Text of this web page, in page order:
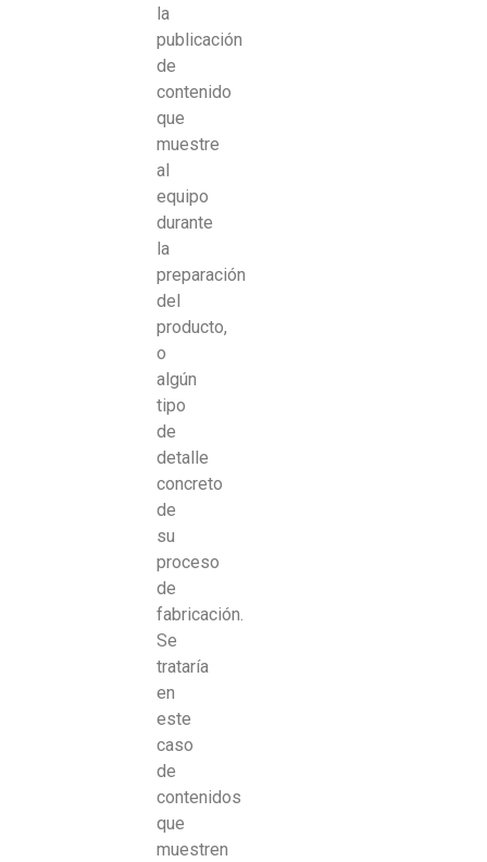
la
publicación
de
contenido
que
muestre
al
equipo
durante
la
preparación
del
producto,
o
algún
tipo
de
detalle
concreto
de
su
proceso
de
fabricación.
Se
trataría
en
este
caso
de
contenidos
que
muestren